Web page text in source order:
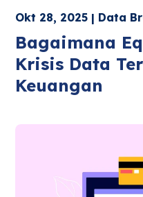
Okt 28, 2025 | Data
Bagaimana
Krisis Data
Keuangan